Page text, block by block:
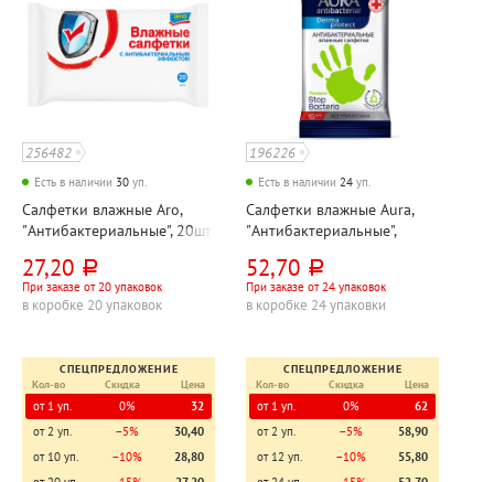
256482
Есть в наличии 30 уп.
Салфетки влажные Aro,
"Антибактериальные", 20шт
27,20 руб.
При заказе от 20 упаковок
в коробке 20 упаковок
СПЕЦПРЕДЛОЖЕНИЕ
Кол-во
Скидка Цена
от 1 уп. 0%
32
от 2 уп.
−5%
30,40
от 10 уп.
−10%
28,80
196226
Есть в наличии 24 уп.
Салфетки влажные Aura,
"Антибактериальные",
52,70 руб.
При заказе от 24 упаковок
в коробке 24 упаковки
СПЕЦПРЕДЛОЖЕНИЕ
Кол-во
Скидка Цена
от 1 уп. 0%
62
от 2 уп.
−5%
58,90
от 12 уп.
−10%
55,80